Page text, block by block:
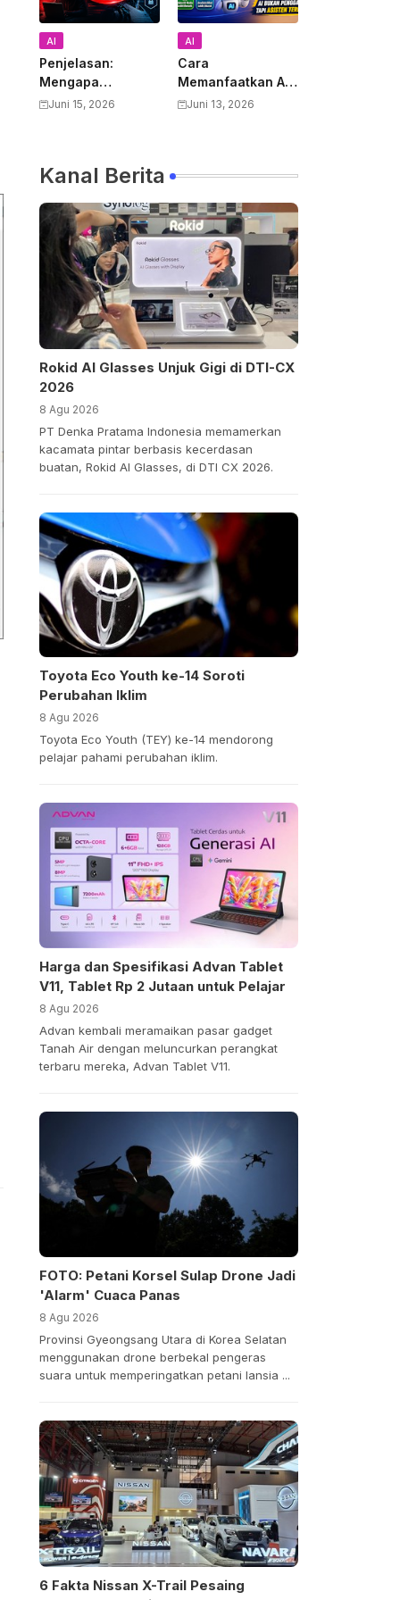
AI
Penjelasan:
Mengapa
Pemerintah AS
Anthropic Claude
Mythos
Juni 15, 2026
AI
Cara
Memanfaatkan AI
untuk Mendukung
Produktivitas dan
Pembelajaran
Juni 13, 2026
Kanal Berita
Rokid AI Glasses Unjuk Gigi di DTI-CX
2026
8 Agu 2026
PT Denka Pratama Indonesia memamerkan
kacamata pintar berbasis kecerdasan
buatan, Rokid AI Glasses, di DTI CX 2026.
Toyota Eco Youth ke-14 Soroti
Perubahan Iklim
8 Agu 2026
Toyota Eco Youth (TEY) ke-14 mendorong
pelajar pahami perubahan iklim.
Harga dan Spesifikasi Advan Tablet
V11, Tablet Rp 2 Jutaan untuk Pelajar
8 Agu 2026
Advan kembali meramaikan pasar gadget
Tanah Air dengan meluncurkan perangkat
terbaru mereka, Advan Tablet V11.
FOTO: Petani Korsel Sulap Drone Jadi
'Alarm' Cuaca Panas
8 Agu 2026
Provinsi Gyeongsang Utara di Korea Selatan
menggunakan drone berbekal pengeras
suara untuk memperingatkan petani lansia ...
6 Fakta Nissan X-Trail Pesaing